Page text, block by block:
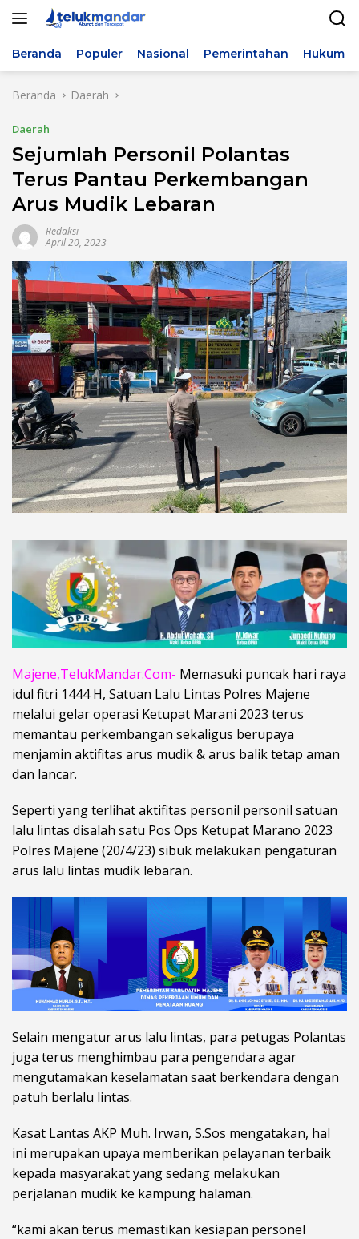
Beranda Populer Nasional Pemerintahan Hukum
Beranda Daerah
Daerah
Sejumlah Personil Polantas
Terus Pantau Perkembangan
Arus Mudik Lebaran
Redaksi
April 20, 2023
Majene,TelukMandar.Com- Memasuki puncak hari raya
idul fitri 1444 H, Satuan Lalu Lintas Polres Majene
melalui gelar operasi Ketupat Marani 2023 terus
memantau perkembangan sekaligus berupaya
menjamin aktifitas arus mudik & arus balik tetap aman
dan lancar.
Seperti yang terlihat aktifitas personil personil satuan
lalu lintas disalah satu Pos Ops Ketupat Marano 2023
Polres Majene (20/4/23) sibuk melakukan pengaturan
arus lalu lintas mudik lebaran.
Selain mengatur arus lalu lintas, para petugas Polantas
juga terus menghimbau para pengendara agar
mengutamakan keselamatan saat berkendara dengan
patuh berlalu lintas.
Kasat Lantas AKP Muh. Irwan, S.Sos mengatakan, hal
ini merupakan upaya memberikan pelayanan terbaik
kepada masyarakat yang sedang melakukan
perjalanan mudik ke kampung halaman.
“kami akan terus memastikan kesiapan personel